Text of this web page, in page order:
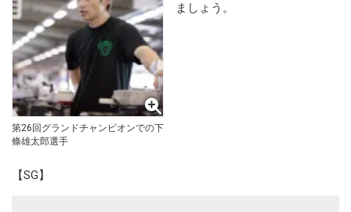
第26回グランドチャンピオンでの下
條雄太郎選手
ましょう。
【SG】